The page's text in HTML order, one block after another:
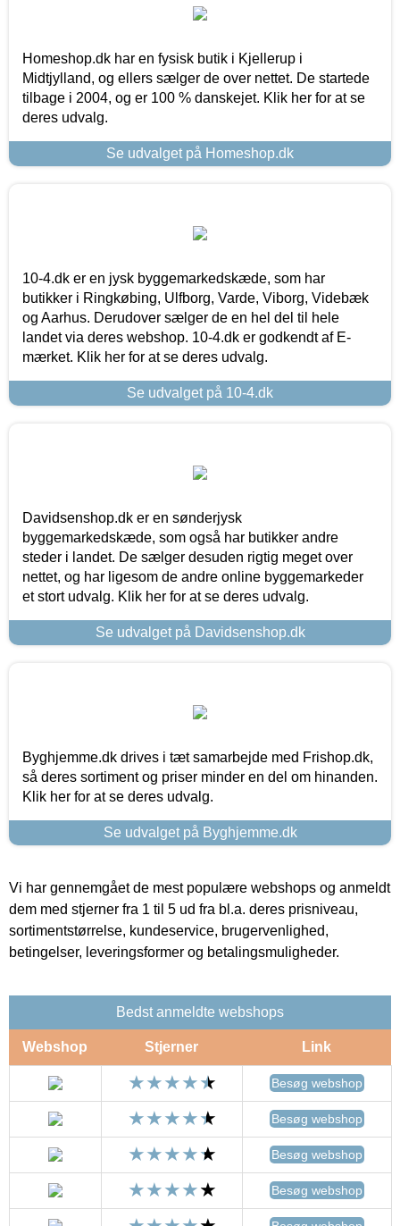
Homeshop.dk har en fysisk butik i Kjellerup i
Midtjylland, og ellers sælger de over nettet. De startede
tilbage i 2004, og er 100 % danskejet. Klik her for at se
deres udvalg.
Se udvalget på Homeshop.dk
10-4.dk er en jysk byggemarkedskæde, som har
butikker i Ringkøbing, Ulfborg, Varde, Viborg, Videbæk
og Aarhus. Derudover sælger de en hel del til hele
landet via deres webshop. 10-4.dk er godkendt af E-
mærket. Klik her for at se deres udvalg.
Se udvalget på 10-4.dk
Davidsenshop.dk er en sønderjysk
byggemarkedskæde, som også har butikker andre
steder i landet. De sælger desuden rigtig meget over
nettet, og har ligesom de andre online byggemarkeder
et stort udvalg. Klik her for at se deres udvalg.
Se udvalget på Davidsenshop.dk
Byghjemme.dk drives i tæt samarbejde med Frishop.dk,
så deres sortiment og priser minder en del om hinanden.
Klik her for at se deres udvalg.
Se udvalget på Byghjemme.dk
Vi har gennemgået de mest populære webshops og anmeldt
dem med stjerner fra 1 til 5 ud fra bl.a. deres prisniveau,
sortimentstørrelse, kundeservice, brugervenlighed,
betingelser, leveringsformer og betalingsmuligheder.
Bedst anmeldte webshops
Webshop Stjerner Link
Besøg webshop
Besøg webshop
Besøg webshop
Besøg webshop